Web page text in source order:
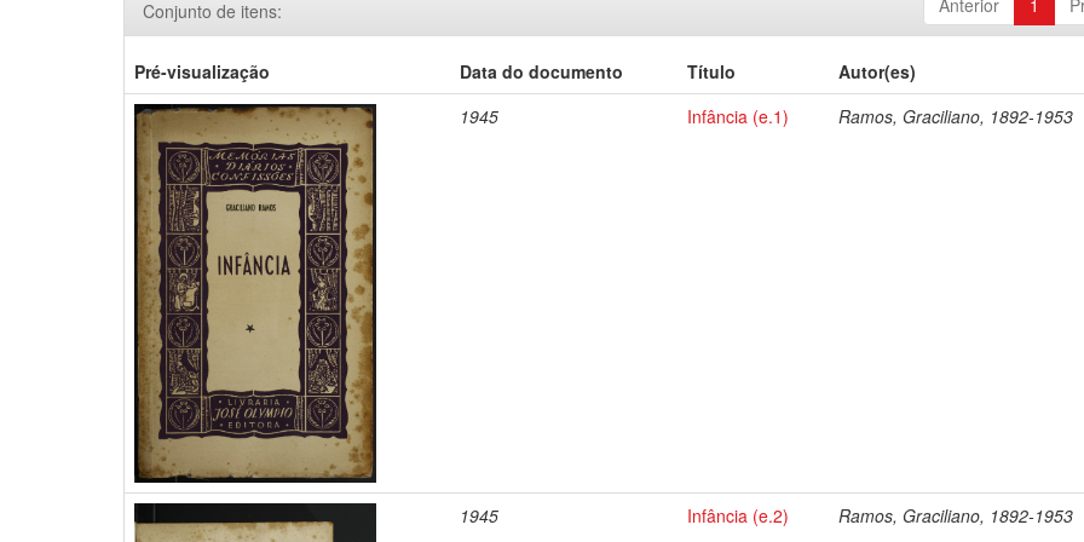
Anterior 1
Conjunto de itens:
Pré-visualização Data do documento Título
Autor(es)
1945
Infância (e.1) Ramos, Graciliano, 1892-1953
1945 Infância (e.2) Ramos, Graciliano, 1892-1953